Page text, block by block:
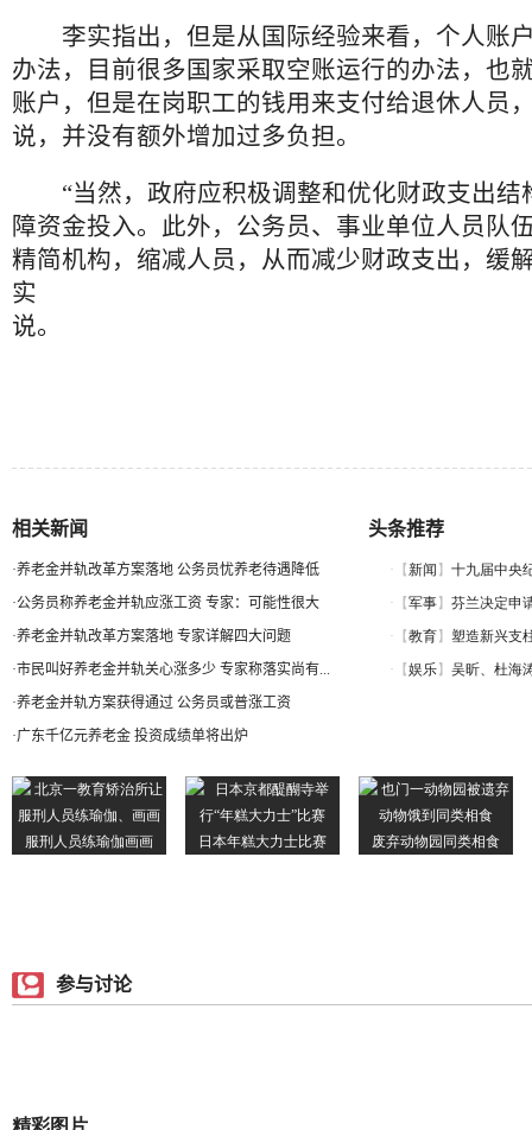
李实指出，但是从国际经验来看，个人账
办法，目前很多国家采取空账运行的办法，也
账户，但是在岗职工的钱用来支付给退休人员
说，并没有额外增加过多负担。
“当然，政府应积极调整和优化财政支出结
障资金投入。此外，公务员、事业单位人员队
精简机构，缩减人员，从而减少财政支出，缓
实
相关新闻
·养老金并轨改革方案落地 公务员忧养老待遇降低
·公务员称养老金并轨应涨工资 专家：可能性很大
·养老金并轨改革方案落地 专家详解四大问题
·市民叫好养老金并轨关心涨多少 专家称落实尚有...
·养老金并轨方案获得通过 公务员或普涨工资
·广东千亿元养老金 投资成绩单将出炉
头条推荐
参与讨论